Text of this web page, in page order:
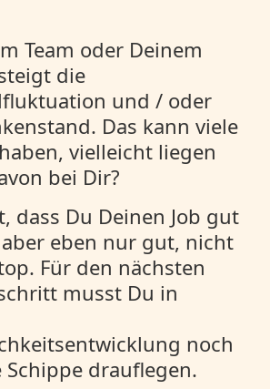
Team oder Deinem
die
und / oder
Das kann viele
vielleicht liegen
bei Dir?
dass Du Deinen Job gut
eben nur gut, nicht
Für den nächsten
musst Du in
noch
Schippe drauflegen.